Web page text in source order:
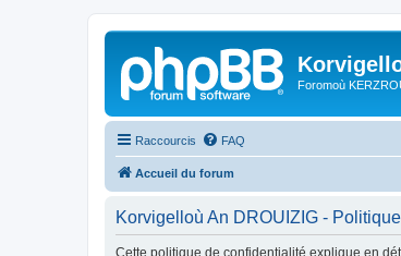
Foromoù
Raccourcis FAQ
Accueil du forum
Korvigelloù An DROUIZIG -
Cette politique de confidentialité explique en